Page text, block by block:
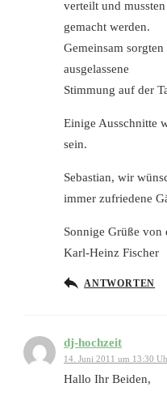
verteilt und
gemacht werden.
Gemeinsam
ausgelassene
Stimmung auf der
Einige Ausschnitte
sein.
Sebastian, wir
immer zufriedene
Sonnige Grüße von
Karl-Heinz Fischer
ANTWORTEN
dj-hochzeit
14. Juni 2011 um 13:30
Hallo Ihr Beiden,